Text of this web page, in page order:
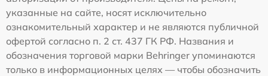
указанные на сайте, носят исключительно
ознакомительный характер и не являются публичной
офертой согласно п. 2 ст. 437 ГК РФ. Названия и
обозначения торговой марки Behringer упоминаются
только в информационных целях — чтобы обозначить